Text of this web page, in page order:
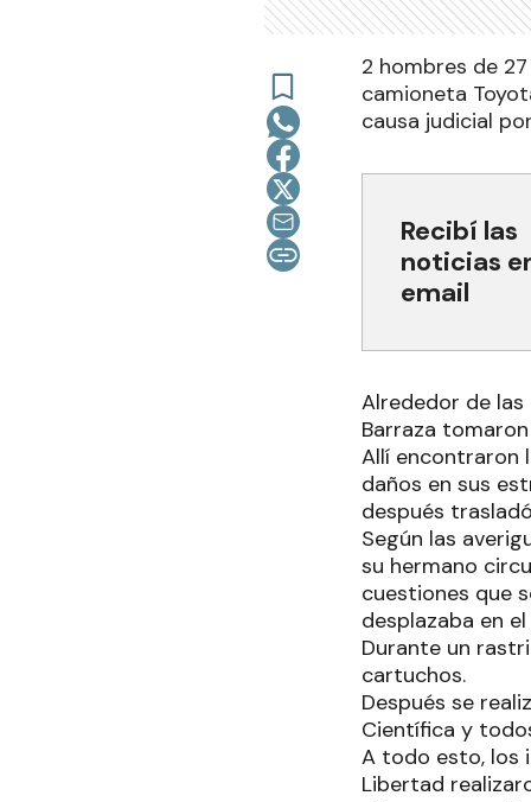
2 hombres de
camioneta
causa judicial
Recibí las
noticias
email
Alrededor de
Barraza
Allí encontraron
daños en sus
después
Según las
su hermano
cuestiones que
desplazaba en
Durante un
cartuchos.
Después se
Científica y
A todo esto, los
Libertad